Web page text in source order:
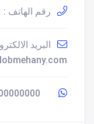
رقم الهاتف :
البريد